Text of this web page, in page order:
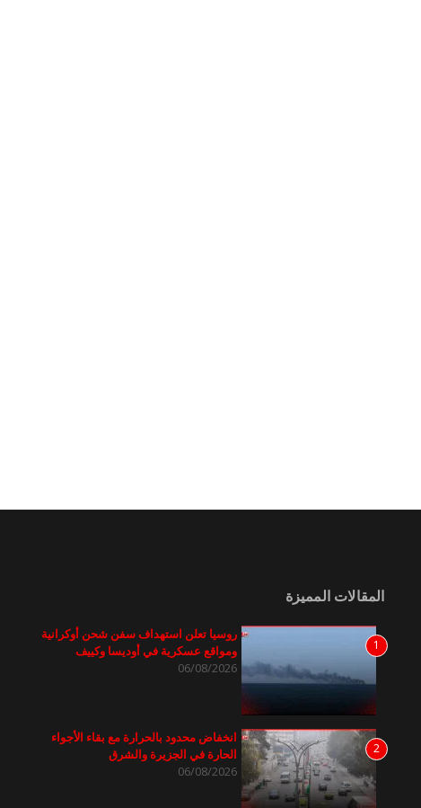
المقالات المميزة
1
روسيا تعلن استهداف سفن شحن أوكرانية
ومواقع عسكرية في أوديسا وكييف
06/08/2026
2
انخفاض محدود بالحرارة مع بقاء الأجواء
الحارة في الجزيرة والشرق
06/08/2026